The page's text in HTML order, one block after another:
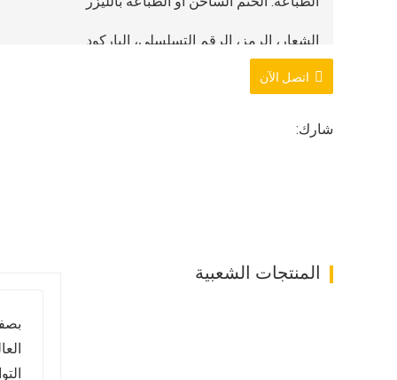
الشعار، الرمز، الرقم التسلسلي، الباركود
اللون: أحمر، برتقالي، أصفر، أخضر، أزرق، أبيض،
اتصل الآن
شارك:
المنتجات الشعبية